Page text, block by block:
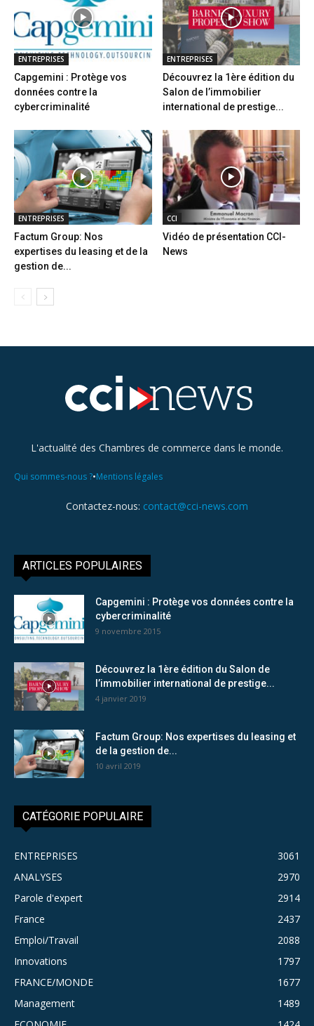
ENTREPRISES
Capgemini : Protège vos
données contre la
cybercriminalité
ENTREPRISES
Découvrez la 1ère édition du
Salon de l’immobilier
international de prestige...
ENTREPRISES
Factum Group: Nos
expertises du leasing et de la
gestion de...
CCI
Vidéo de présentation CCI-
News
L'actualité des Chambres de commerce dans le monde.
Qui sommes-nous ?•Mentions légales
Contactez-nous: contact@cci-news.com
ARTICLES POPULAIRES
Capgemini : Protège vos données contre la
cybercriminalité
9 novembre 2015
Découvrez la 1ère édition du Salon de
l’immobilier international de prestige...
4 janvier 2019
Factum Group: Nos expertises du leasing et
de la gestion de...
10 avril 2019
CATÉGORIE POPULAIRE
ENTREPRISES
3061
ANALYSES
2970
Parole d'expert
2914
France
2437
Emploi/Travail
2088
Innovations
1797
FRANCE/MONDE
1677
Management
1489